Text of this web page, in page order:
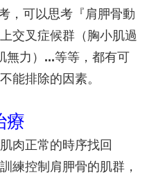
，可以思考『 肩胛骨動
交叉症候群（胸小肌過
力） ...等等，都有可
能排除的因素。
療
肌肉正常的時序找回
練控制肩胛骨的肌群，